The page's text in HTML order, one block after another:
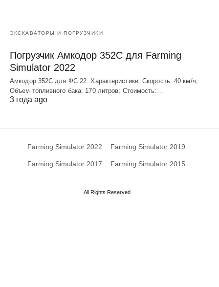
ЭКСКАВАТОРЫ И ПОГРУЗЧИКИ
Погрузчик Амкодор 352С для Farming
Simulator 2022
Амкодор 352С для ФС 22. Характеристики: Скорость: 40 км/ч;
Объем топливного бака: 170 литров; Стоимость:…
3 года ago
Farming Simulator 2022 Farming Simulator 2019
Farming Simulator 2017 Farming Simulator 2015
All Rights Reserved